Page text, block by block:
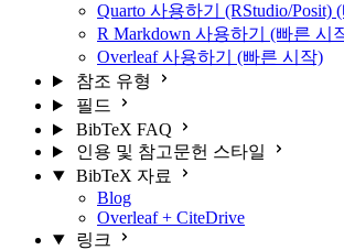
Quarto 사용하기 (RStudio/Posit)
R Markdown 사용하기 (빠른 시
Overleaf 사용하기 (빠른 시작)
참조 유형
필드
BibTeX FAQ
인용 및 참고문헌 스타일
BibTeX 자료
Blog
Overleaf + CiteDrive
링크